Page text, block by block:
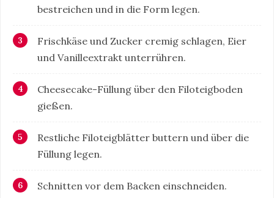
bestreichen und in die Form legen.
Frischkäse und Zucker cremig schlagen, Eier
und Vanilleextrakt unterrühren.
Cheesecake-Füllung über den Filoteigboden
gießen.
Restliche Filoteigblätter buttern und über die
Füllung legen.
Schnitten vor dem Backen einschneiden.